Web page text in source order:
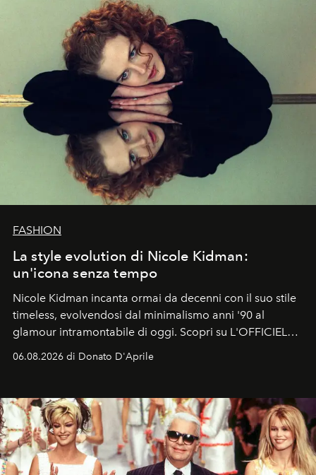
FASHION
La style evolution di Nicole Kidman:
un'icona senza tempo
Nicole Kidman incanta ormai da decenni con il suo stile
timeless, evolvendosi dal minimalismo anni '90 al
glamour intramontabile di oggi. Scopri su L'OFFICIEL
Italia la sua style evolution.
06.08.2026 di Donato D'Aprile